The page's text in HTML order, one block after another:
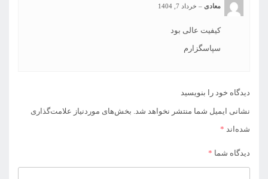
معادی – خرداد 7, 1404
کیفیت عالی بود
سپاسگزارم
دیدگاه خود را بنویسید
نشانی ایمیل شما منتشر نخواهد شد. بخش‌های موردنیاز علامت‌گذاری
شده‌اند *
دیدگاه شما *